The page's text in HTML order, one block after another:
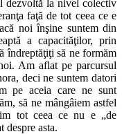
dezvoltă la nivel colectiv
faţă de tot ceea ce e
noi înşine suntem din
a capacităţilor, prin
îndreptăţiţi să ne formăm
Am aflat pe parcursul
deci ne suntem datori
pe aceia care ne sunt
să ne mângâiem astfel
tot ceea ce nu e „de
despre asta.